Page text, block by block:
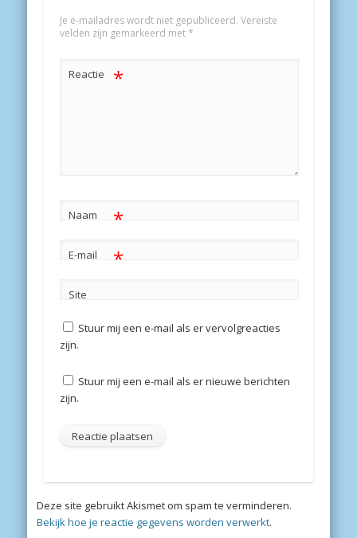
Je e-mailadres wordt niet gepubliceerd. Vereiste
velden zijn gemarkeerd met*
Reactie *
Naam *
E-mail *
Site
Stuur mij een e-mail als er vervolgreacties
zijn.
Stuur mij een e-mail als er nieuwe berichten
zijn.
Deze site gebruikt Akismet om spam te verminderen.
Bekijk hoe je reactie gegevens worden verwerkt.